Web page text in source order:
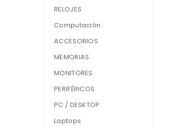
RELOJES
Computación
ACCESORIOS
MEMORIAS
MONITORES
PERIFÉRICOS
PC / DESKTOP
Laptops